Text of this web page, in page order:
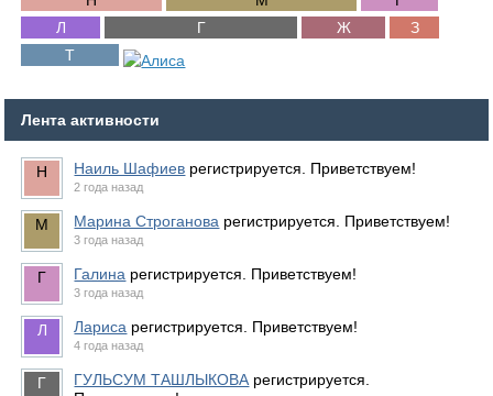
Лента активности
Наиль Шафиев регистрируется. Приветствуем!
2 года назад
Марина Строганова регистрируется. Приветствуем!
3 года назад
Галина регистрируется. Приветствуем!
3 года назад
Лариса регистрируется. Приветствуем!
4 года назад
ГУЛЬСУМ ТАШЛЫКОВА регистрируется.